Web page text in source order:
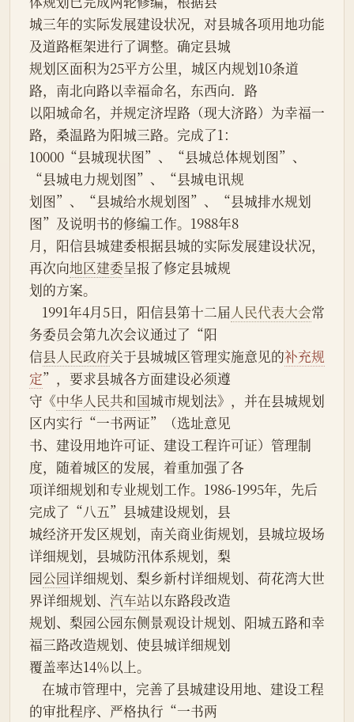
城三年的实际发展建设状况，对县城各项用地功能
及道路框架进行了调整。确定县城
规划区面积为25平方公里，城区内规划10条道
路，南北向路以幸福命名，东西向．路
以阳城命名，并规定济埕路（现大济路）为幸福一
路，桑温路为阳城三路。完成了1：
10000“县城现状图”、“县城总体规划图”、
“县城电力规划图”、“县城电讯规
划图”、“县城给水规划图”、“县城排水规划
图”及说明书的修编工作。1988年8
月，阳信县城建委根据县城的实际发展建设状况，
再次向地区建委呈报了修定县城规
划的方案。
    1991年4月5日，阳信县第十二届
人民代表大会常
务委员会第九次会议通过了“阳
信县人民政府关于县城城区管理实施意见的补充规
定”，要求县城各方面建设必须遵
守《中华人民共和国城市规划法》，并在县城规划
区内实行“一书两证”（选址意见
书、建设用地许可证、建设工程许可证）管理制
度，随着城区的发展，着重加强了各
项详细规划和专业规划工作。1986-1995年，先后
完成了“八五”县城建设规划，县
城经济开发区规划，南关商业街规划，县城垃圾场
详细规划，县城防汛体系规划，梨
园公园详细规划、梨乡新村详细规划、荷花湾大世
界详细规划、 汽车站以东路段改造
规划、梨园公园东侧景观设计规划、阳城五路和幸
福三路改造规划、使县城详细规划
覆盖率达14％以上。
的审批程序、严格执行“一书两